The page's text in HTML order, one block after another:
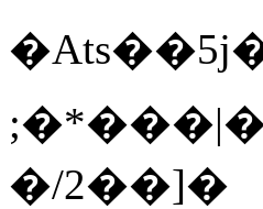
�/2��]�